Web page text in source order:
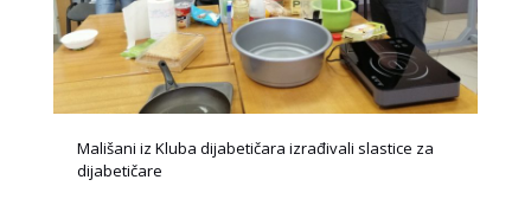
Mališani iz Kluba dijabetičara izrađivali slastice za
dijabetičare